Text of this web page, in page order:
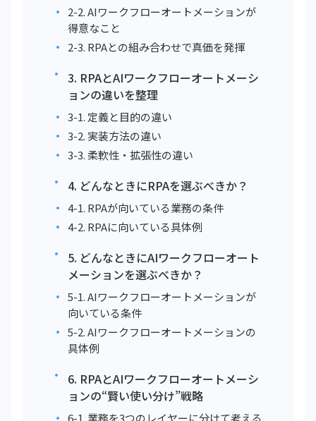
2-2. AIワークフローオートメーションが
得意なこと
2-3. RPAとの組み合わせで真価を発揮
3. RPAとAIワークフローオートメーシ
ョンの違いを整理
3-1. 定義と目的の違い
3-2. 実装方法の違い
3-3. 柔軟性・拡張性の違い
4. どんなときにRPAを選ぶべきか？
4-1. RPAが向いている業務の条件
4-2. RPAに向いている具体例
5. どんなときにAIワークフローオート
メーションを選ぶべきか？
5-1. AIワークフローオートメーションが
向いている条件
5-2. AIワークフローオートメーションの
具体例
6. RPAとAIワークフローオートメーシ
ョンの“賢い使い分け”戦略
6-1. 業務を3つのレイヤーに分けて考える